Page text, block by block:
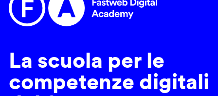
La scuola per le
competenze digitali